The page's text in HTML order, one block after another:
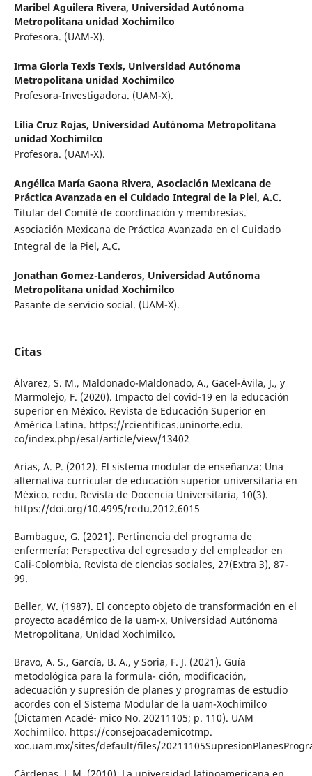
Maribel Aguilera Rivera, Universidad Autónoma
Metropolitana unidad Xochimilco
Profesora. (UAM-X).
Irma Gloria Texis Texis, Universidad Autónoma
Metropolitana unidad Xochimilco
Profesora-Investigadora. (UAM-X).
Lilia Cruz Rojas, Universidad Autónoma Metropolitana
unidad Xochimilco
Profesora. (UAM-X).
Angélica María Gaona Rivera, Asociación Mexicana de
Práctica Avanzada en el Cuidado Integral de la Piel, A.C.
Titular del Comité de coordinación y membresías.
Asociación Mexicana de Práctica Avanzada en el Cuidado
Integral de la Piel, A.C.
Jonathan Gomez-Landeros, Universidad Autónoma
Metropolitana unidad Xochimilco
Pasante de servicio social. (UAM-X).
Citas
Álvarez, S. M., Maldonado-Maldonado, A., Gacel-Ávila, J., y
Marmolejo, F. (2020). Impacto del covid-19 en la educación
superior en México. Revista de Educación Superior en
América Latina. https://rcientificas.uninorte.edu.
co/index.php/esal/article/view/13402
Arias, A. P. (2012). El sistema modular de enseñanza: Una
alternativa curricular de educación superior universitaria en
México. redu. Revista de Docencia Universitaria, 10(3).
https://doi.org/10.4995/redu.2012.6015
Bambague, G. (2021). Pertinencia del programa de
enfermería: Perspectiva del egresado y del empleador en
Cali-Colombia. Revista de ciencias sociales, 27(Extra 3), 87-
99.
Beller, W. (1987). El concepto objeto de transformación en el
proyecto académico de la uam-x. Universidad Autónoma
Metropolitana, Unidad Xochimilco.
Bravo, A. S., García, B. A., y Soria, F. J. (2021). Guía
metodológica para la formula- ción, modificación,
adecuación y supresión de planes y programas de estudio
acordes con el Sistema Modular de la uam-Xochimilco
(Dictamen Acadé- mico No. 20211105; p. 110). UAM
Xochimilco. https://consejoacademicotmp.
xoc.uam.mx/sites/default/files/